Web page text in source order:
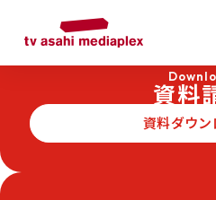
インターネット広告
資料
資料ダウ